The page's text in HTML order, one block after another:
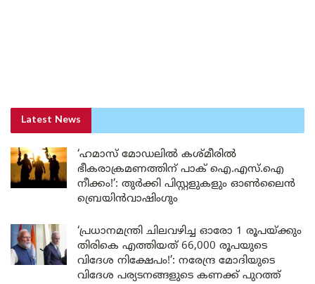
Latest News
‘ഹമാസ് മോഡലിൽ കശ്മീരിൽ
ഭീകരാക്രമണത്തിന് പാക് ഐ.എസ്.ഐ
നീക്കം!’: തുർക്കി പിസ്റ്റളുകളും ഓൺലൈൻ
ബ്രെയിൻവാഷിംഗും
‘പ്രധാനമന്ത്രി ചിലവഴിച്ച ഓരോ 1 രൂപയ്ക്കും
തിരികെ എത്തിയത് 66,000 രൂപയുടെ
വിദേശ നിക്ഷേപം!’: നരേന്ദ്ര മോദിയുടെ
വിദേശ പര്യടനങ്ങളുടെ കണക്ക് പുറത്ത്